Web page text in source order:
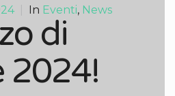
In Eventi, News
di
2024!